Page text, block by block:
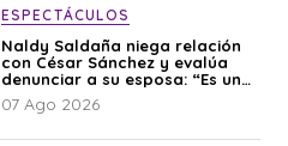
ESPECTÁCULOS
Naldy Saldaña niega relación
con César Sánchez y evalúa
denunciar a su esposa: “Es una
difamación”
07 Ago 2026